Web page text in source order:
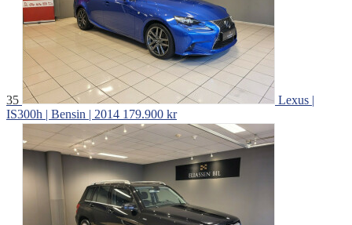
35
Lexus |
IS300h | Bensin | 2014 179.900 kr